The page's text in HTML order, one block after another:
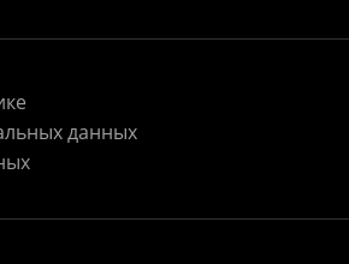
данных